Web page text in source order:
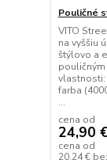
Pouličné
VITO
na vyššiu
štýlovo a
vlastnosti:
farba
...
cena od
24,90
cena od
20,24 €